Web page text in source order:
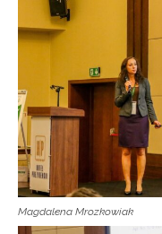
Magdalena Mrozkowiak